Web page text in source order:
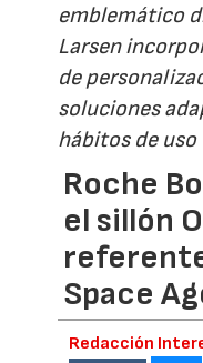
emblemático
Larsen
de
soluciones
hábitos de uso
Roche
el sillón
Space
Redacción